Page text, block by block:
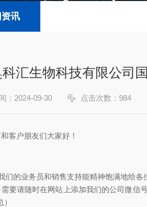
讯
汇生物科技有限公司
：2024-09-30 点击次数：984
客户朋友们大家好！
的业务员和销售支持能精神饱满地给各
要请随时在网站上添加我们的公司微信